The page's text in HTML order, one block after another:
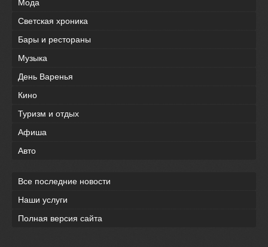
Мода
Светская хроника
Бары и рестораны
Музыка
День Варенья
Кино
Туризм и отдых
Афиша
Авто
Все последние новости
Наши услуги
Полная версия сайта